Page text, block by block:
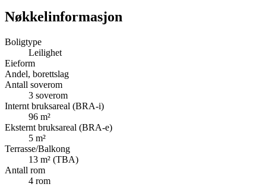
Nøkkelinformasjon
Boligtype
Leilighet
Eieform
Andel, borettslag
Antall soverom
3 soverom
Internt bruksareal (BRA-i)
96 m²
Eksternt bruksareal (BRA-e)
5 m²
Terrasse/Balkong
13 m² (TBA)
Antall rom
4 rom